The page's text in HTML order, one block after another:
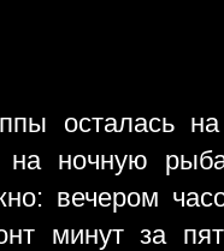
осталась
на ночную
вечером
минут за